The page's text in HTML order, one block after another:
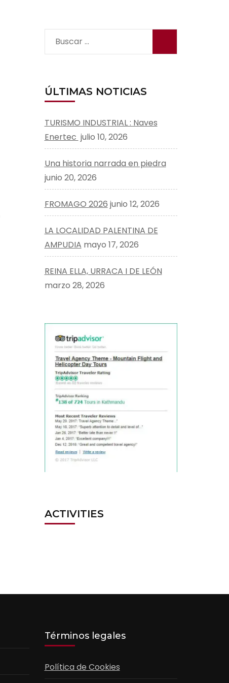
Buscar:
ÚLTIMAS NOTICIAS
TURISMO INDUSTRIAL : Naves
Enertec julio 10, 2026
Una historia narrada en piedra
junio 20, 2026
FROMAGO 2026 junio 12, 2026
LA LOCALIDAD PALENTINA DE
AMPUDIA mayo 17, 2026
REINA ELLA, URRACA I DE LEÓN
marzo 28, 2026
ACTIVITIES
Términos legales
Política de Cookies